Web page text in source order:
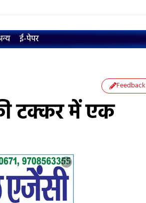
ई-पेपर
Feedback
टक्कर में एक